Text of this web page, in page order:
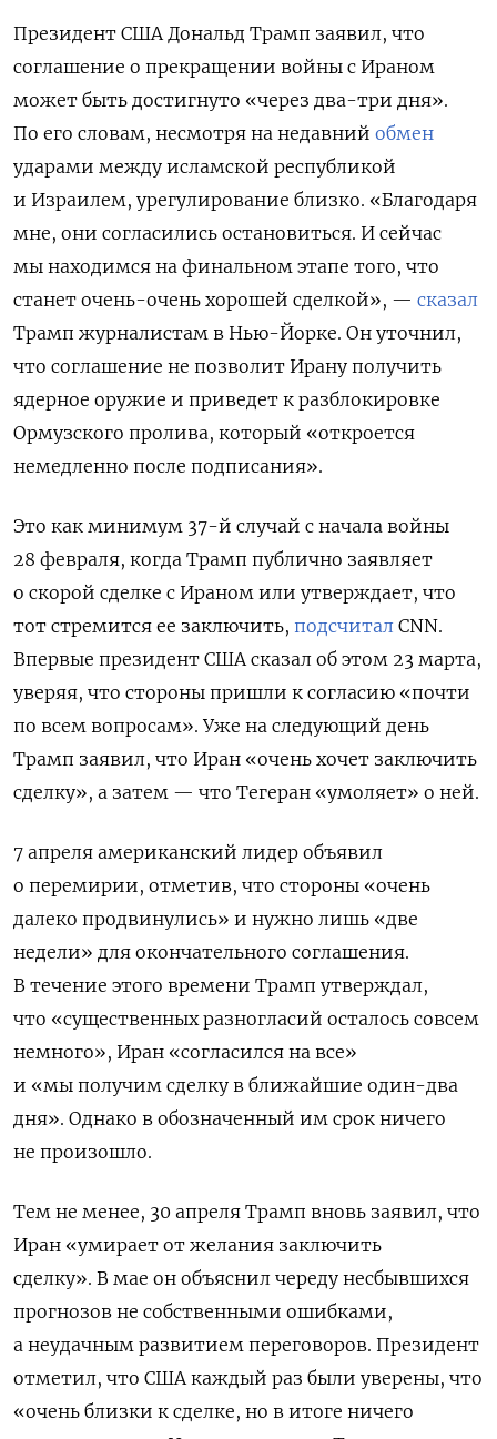
Президент США Дональд Трамп заявил, что
соглашение о прекращении войны с Ираном
может быть достигнуто «через два-три дня».
По его словам, несмотря на недавний обмен
ударами между исламской республикой
и Израилем, урегулирование близко. «Благодаря
мне, они согласились остановиться. И сейчас
мы находимся на финальном этапе того, что
станет очень-очень хорошей сделкой», — сказал
Трамп журналистам в Нью-Йорке. Он уточнил,
что соглашение не позволит Ирану получить
ядерное оружие и приведет к разблокировке
Ормузского пролива, который «откроется
немедленно после подписания».
Это как минимум 37-й случай с начала войны
28 февраля, когда Трамп публично заявляет
о скорой сделке с Ираном или утверждает, что
тот стремится ее заключить, подсчитал CNN.
Впервые президент США сказал об этом 23 марта,
уверяя, что стороны пришли к согласию «почти
по всем вопросам». Уже на следующий день
Трамп заявил, что Иран «очень хочет заключить
сделку», а затем — что Тегеран «умоляет» о ней.
7 апреля американский лидер объявил
о перемирии, отметив, что стороны «очень
далеко продвинулись» и нужно лишь «две
недели» для окончательного соглашения.
В течение этого времени Трамп утверждал,
что «существенных разногласий осталось совсем
немного», Иран «согласился на все»
и «мы получим сделку в ближайшие один-два
дня». Однако в обозначенный им срок ничего
не произошло.
Тем не менее, 30 апреля Трамп вновь заявил, что
Иран «умирает от желания заключить
сделку». В мае он объяснил череду несбывшихся
прогнозов не собственными ошибками,
а неудачным развитием переговоров. Президент
отметил, что США каждый раз были уверены, что
«очень близки к сделке, но в итоге ничего